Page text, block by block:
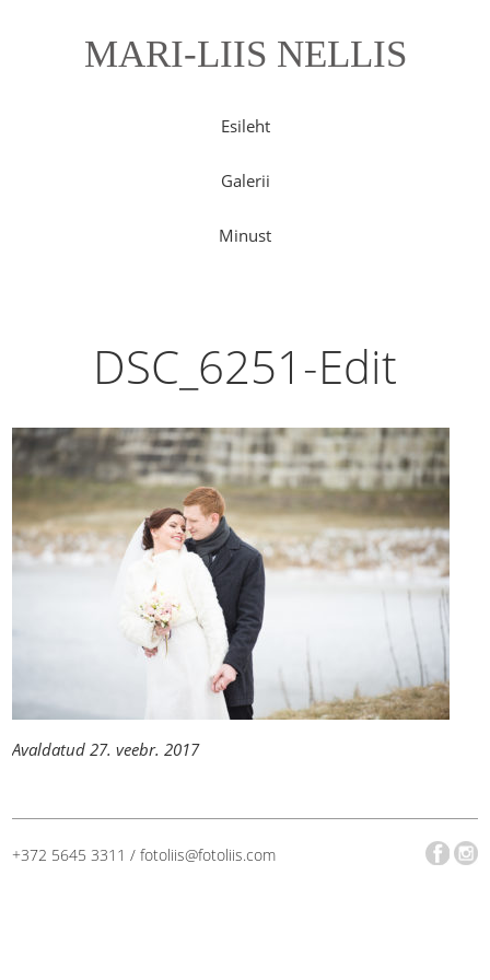
MARI-LIIS NELLIS
Esileht
Galerii
Minust
DSC_6251-Edit
Avaldatud 27. veebr. 2017
+372 5645 3311 / fotoliis@fotoliis.com